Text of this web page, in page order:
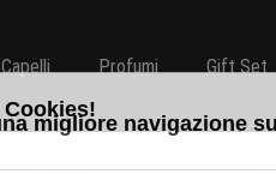
Capelli Profumi Gift Set